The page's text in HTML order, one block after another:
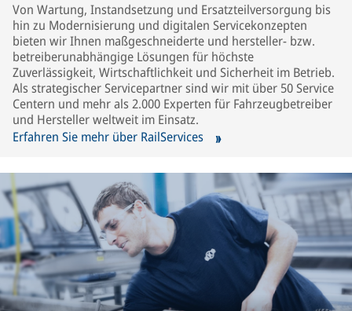
Von Wartung, Instandsetzung und Ersatzteilversorgung bis
hin zu Modernisierung und digitalen Servicekonzepten
bieten wir Ihnen maßgeschneiderte und hersteller- bzw.
betreiberunabhängige Lösungen für höchste
Zuverlässigkeit, Wirtschaftlichkeit und Sicherheit im Betrieb.
Als strategischer Servicepartner sind wir mit über 50 Service
Centern und mehr als 2.000 Experten für Fahrzeugbetreiber
und Hersteller weltweit im Einsatz.
Erfahren Sie mehr über RailServices